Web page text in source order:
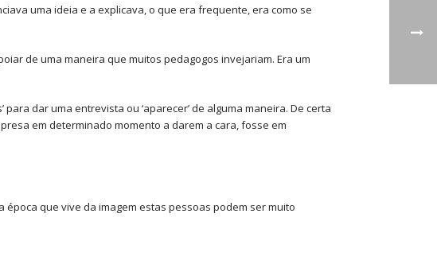
uma ideia e a explicava, o que era frequente, era como se
de uma maneira que muitos pedagogos invejariam. Era um
dar uma entrevista ou ‘aparecer’ de alguma maneira. De certa
em determinado momento a darem a cara, fosse em
época que vive da imagem estas pessoas podem ser muito